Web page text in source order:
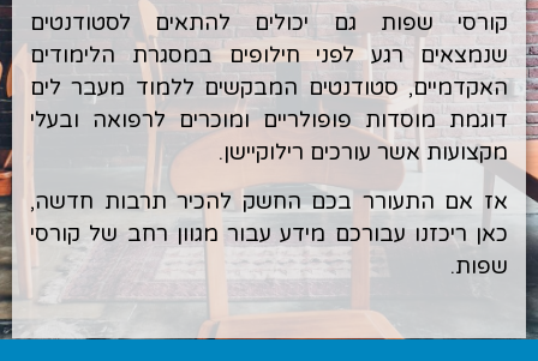
קורסי שפות גם יכולים להתאים לסטודנטים
שנמצאים רגע לפני חילופים במסגרת הלימודים
האקדמיים, סטודנטים המבקשים ללמוד מעבר לים
דוגמת מוסדות פופולריים ומוכרים לרפואה ובעלי
מקצועות אשר עורכים רילוקיישן.
אז אם התעורר בכם החשק להכיר תרבות חדשה,
כאן ריכזנו עבורכם מידע עבור מגוון רחב של קורסי
שפות.